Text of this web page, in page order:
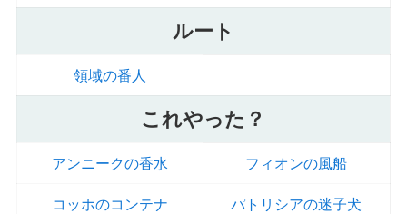
ルート
領域の番人
これやった？
アンニークの香水 フィオンの風船
コッホのコンテナ パトリシアの迷子犬